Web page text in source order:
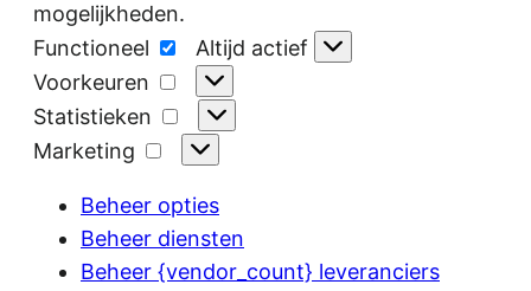
mogelijkheden.
Functioneel
Functioneel
Altijd actief
Voorkeuren
Voorkeuren
Statistieken
Statistieken
Marketing
Marketing
Beheer opties
Beheer diensten
Beheer {vendor_count} leveranciers